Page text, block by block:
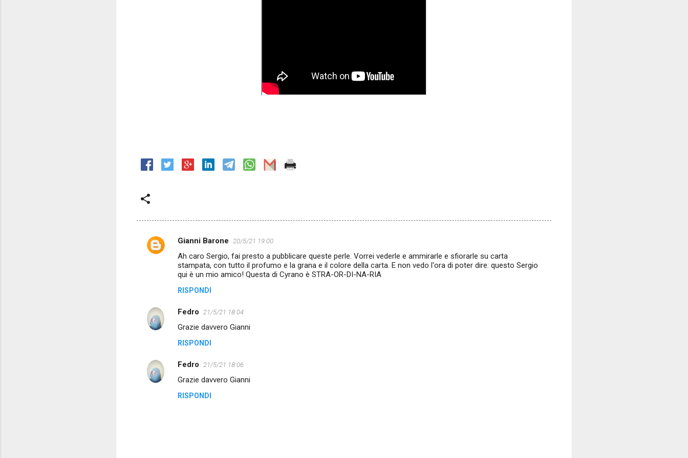
C
n
Gianni Barone 20/5/21 19:00
Ah caro Sergio, fai presto a pubblicare queste perle. Vorrei vederle e ammirarle e sfiorarle su carta
stampata, con tutto il profumo e la grana e il colore della carta. E non vedo l'ora di poter dire: questo Sergio
qui è un mio amico! Questa di Cyrano è STRA-OR-DI-NA-RIA
RISPONDI
Fedro 21/5/21 18:04
Grazie davvero Gianni
RISPONDI
Fedro 21/5/21 18:06
Grazie davvero Gianni
RISPONDI